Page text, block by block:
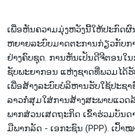
ເພື່​ອ​ຫັນ​ຄວາມ​ມຸ່ງ​ຫວັງ​ນີ້​ໃຫ້​ປະ​ກົດ​ຜົ
ຫຍາຍ​ລະ​ບົບ​ມາດ​ຕ​ະ​ການ​ກ່ຽວ​ກັບ​ກ
ຢ່າງ​ຄົບ​ຊຸດ. ກ​ານ​ຫັນ​ເປັນ​ດີ​ຈີ​ຕອນໃ
ຊັບ​ພະ​ຍາ​ກອນ ແຫ່ງ​ຊາດ​ທີ່​ພວມ​ໄດ້​
ເພື່ອ​ສ້າງ​ລະ​ບົບ​​ບໍ​ລິ​ຫານ​ຮັບ​ໃຊ້​ປະ​ຊ
ລາວ​ກໍ່​ສຸມ​ໃສ່​ການ​ສ້າງ​ສະ​ພາບ​ແວດ​
ພາກ​ສ່ວນ​ເສດ​ຖະ​ກິດ ເຂົ້າ​ຮ່ວມ​ບັນ​
ມື​ພາກ​ລັດ - ເອ​ກະ​ຊົນ (PPP). ເປົ້